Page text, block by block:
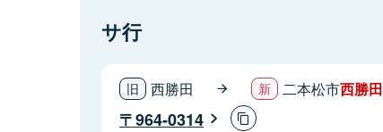
サ行
西勝田 二本松市西勝田
964-0314